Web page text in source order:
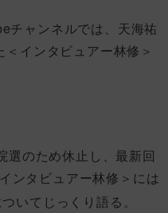
チャンネルでは、天海祐
インタビュアー林修＞
選のため休止し、最新回
ンタビュアー林修＞には
いてじっくり語る。